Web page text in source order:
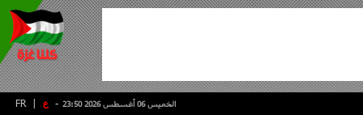
- ع FR الخميس 06 أغسطس 2026 23:50